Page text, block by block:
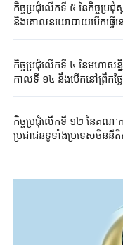
កិច្ចប្រជុំលើកទី ៥ នៃកិច្ចប្រ
និងគោលនយោបាយបើកធ្វើន
កិច្ចប្រជុំលើកទី ៤ នៃមហាស
កាលទី ១៤ នឹងបើកនៅព្រឹកថ្ង
កិច្ចប្រជុំលើកទី ១២ នៃគណៈក
ប្រជាជនទូទាំងប្រទេសចិននី